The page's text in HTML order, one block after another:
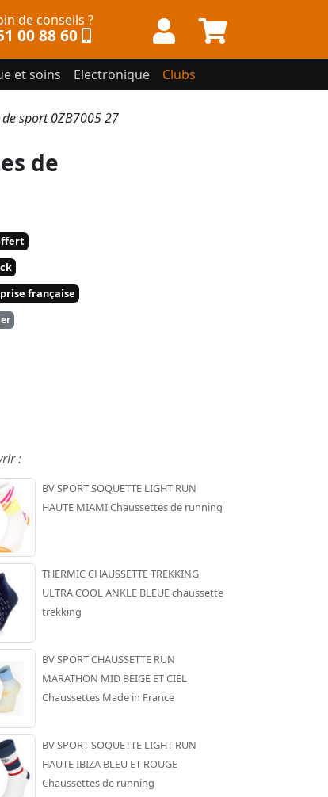
de conseils ?
00 88 60
et soins Electronique Clubs
de sport 0ZB7005 27
de
française
:
BV SPORT SOQUETTE LIGHT RUN
HAUTE MIAMI Chaussettes de running
THERMIC CHAUSSETTE TREKKING
ULTRA COOL ANKLE BLEUE chaussette
trekking
BV SPORT CHAUSSETTE RUN
MARATHON MID BEIGE ET CIEL
Chaussettes Made in France
BV SPORT SOQUETTE LIGHT RUN
HAUTE IBIZA BLEU ET ROUGE
Chaussettes de running